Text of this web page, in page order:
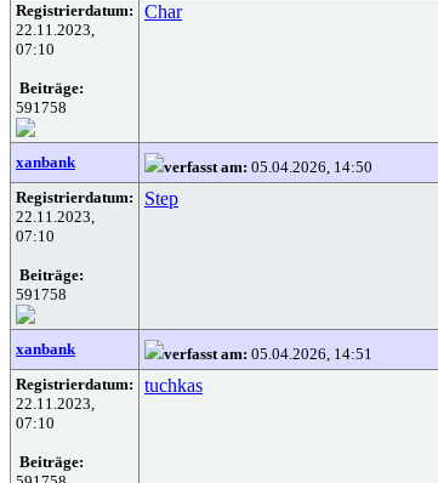
Registrierdatum:
22.11.2023,
07:10
Beiträge:
591758
Char
xanbank verfasst am: 05.04.2026, 14:50
Registrierdatum:
22.11.2023,
07:10
Beiträge:
591758
Step
xanbank verfasst am: 05.04.2026, 14:51
Registrierdatum:
22.11.2023,
07:10
Beiträge:
tuchkas